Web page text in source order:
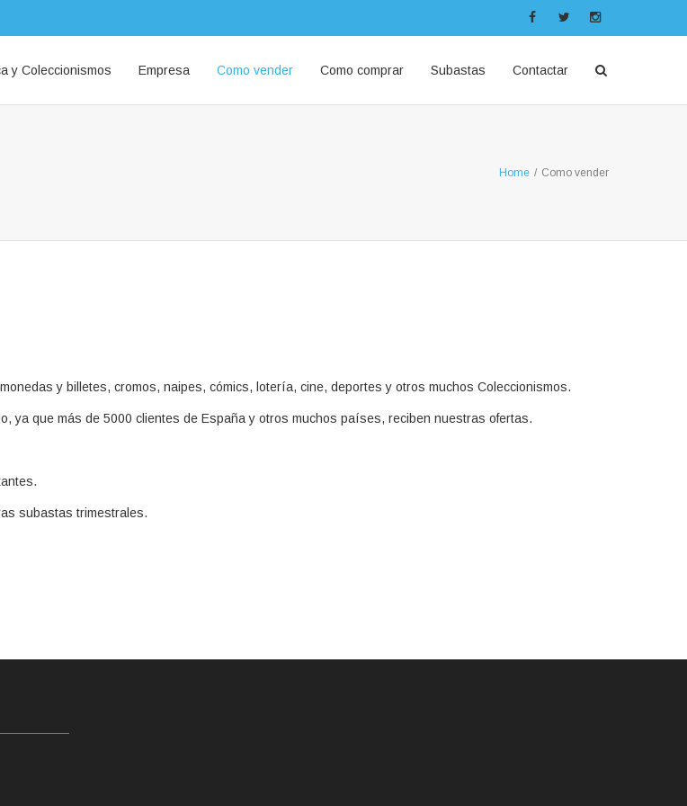
y Coleccionismos Empresa Como vender Como comprar Subastas Contactar
Home / Como vender
y billetes, cromos, naipes, cómics, lotería, cine, deportes y otros muchos Coleccionismos.
ya que más de 5000 clientes de España y otros muchos países, reciben nuestras ofertas.
subastas trimestrales.